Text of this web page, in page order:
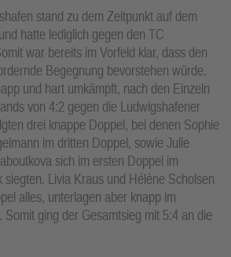
stand zu dem Zeitpunkt auf dem
hatte lediglich gegen den TC
war bereits im Vorfeld klar, dass den
Begegnung bevorstehen würde.
und hart umkämpft, nach den Einzeln
von 4:2 gegen die Ludwigshafener
drei knappe Doppel, bei denen Sophie
im dritten Doppel, sowie Julie
sich im ersten Doppel im
Livia Kraus und Hélène Scholsen
alles, unterlagen aber knapp im
ging der Gesamtsieg mit 5:4 an die